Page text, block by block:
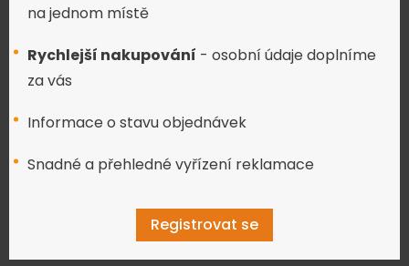
na jednom místě
Rychlejší nakupování - osobní údaje doplníme
za vás
Informace o stavu objednávek
Snadné a přehledné vyřízení reklamace
Registrovat se